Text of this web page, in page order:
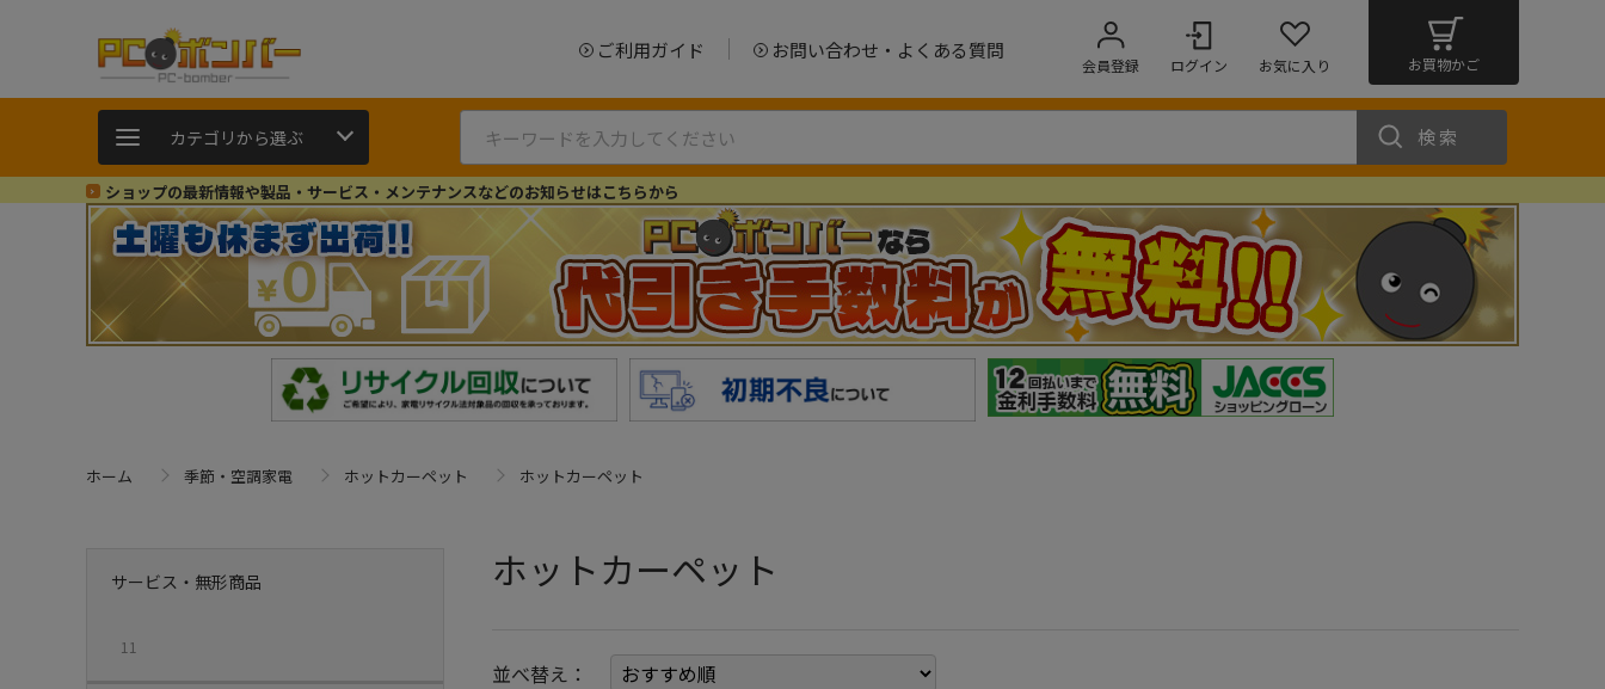
ご利用ガイド お問い合わせ・よくある質問
会員登録 ログイン お気に入り お買物かご
カテゴリから選ぶ 検索
ショップの最新情報や製品・サービス・メンテナンスなどのお知らせはこちらから
ホーム 季節・空調家電 ホットカーペット ホットカーペット
サービス・無形商品
11
ホットカーペット
並べ替え：